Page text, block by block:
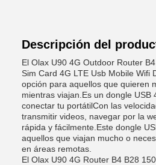
Descripción del
El Olax U90 4G Outdoor Router
Sim Card 4G LTE Usb Mobile Wifi
opción para aquellos que quieren
mientras viajan.Es un dongle USB
conectar tu portátilCon las
transmitir videos, navegar por la
rápida y fácilmente.Este dongle
aquellos que viajan mucho o
en áreas remotas.
El Olax U90 4G Router B4 B28